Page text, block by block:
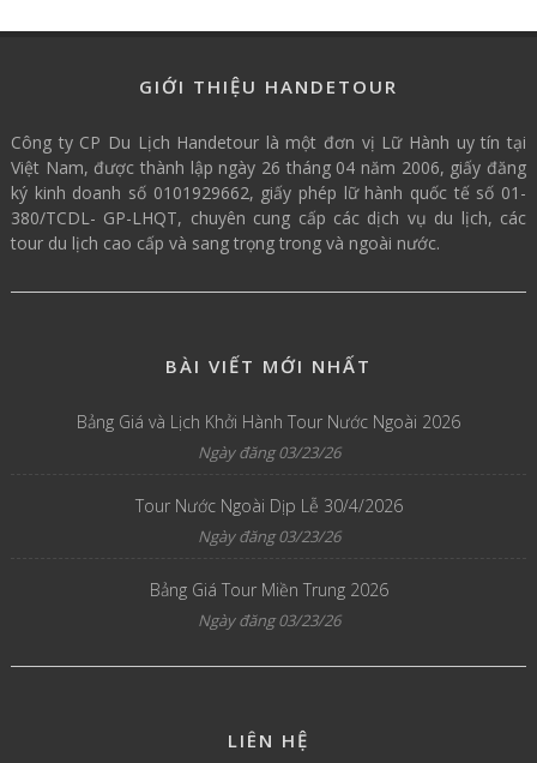
GIỚI THIỆU HANDETOUR
Công ty CP Du Lịch Handetour là một đơn vị Lữ Hành uy tín tại
Việt Nam, được thành lập ngày 26 tháng 04 năm 2006, giấy đăng
ký kinh doanh số 0101929662, giấy phép lữ hành quốc tế số 01-
380/TCDL- GP-LHQT, chuyên cung cấp các dịch vụ du lịch, các
tour du lịch cao cấp và sang trọng trong và ngoài nước.
BÀI VIẾT MỚI NHẤT
Bảng Giá và Lịch Khởi Hành Tour Nước Ngoài 2026
Ngày đăng 03/23/26
Tour Nước Ngoài Dịp Lễ 30/4/2026
Ngày đăng 03/23/26
Bảng Giá Tour Miền Trung 2026
Ngày đăng 03/23/26
LIÊN HỆ